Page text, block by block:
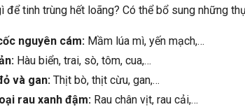
để tinh trùng hết loãng? Có thể bổ sung những
nguyên cám: Mầm lúa mì, yến mạch,…
Hàu biển, trai, sò, tôm, cua,…
và gan: Thịt bò, thịt cừu, gan,…
rau xanh đậm: Rau chân vịt, rau cải,…